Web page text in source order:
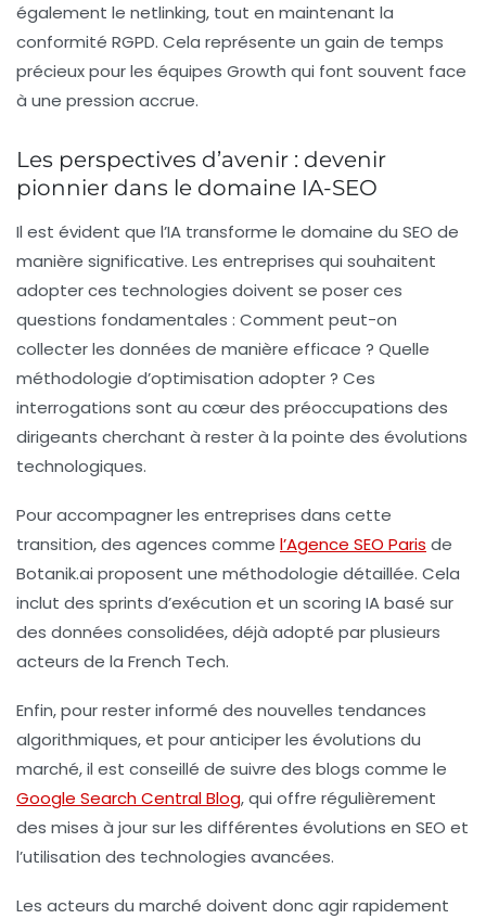
également le netlinking, tout en maintenant la
conformité RGPD. Cela représente un gain de temps
précieux pour les équipes Growth qui font souvent face
à une pression accrue.
Les perspectives d’avenir : devenir
pionnier dans le domaine IA-SEO
Il est évident que l’IA transforme le domaine du SEO de
manière significative. Les entreprises qui souhaitent
adopter ces technologies doivent se poser ces
questions fondamentales : Comment peut-on
collecter les données de manière efficace ? Quelle
méthodologie d’optimisation adopter ? Ces
interrogations sont au cœur des préoccupations des
dirigeants cherchant à rester à la pointe des évolutions
technologiques.
Pour accompagner les entreprises dans cette
transition, des agences comme l’Agence SEO Paris de
Botanik.ai proposent une méthodologie détaillée. Cela
inclut des sprints d’exécution et un scoring IA basé sur
des données consolidées, déjà adopté par plusieurs
acteurs de la French Tech.
Enfin, pour rester informé des nouvelles tendances
algorithmiques, et pour anticiper les évolutions du
marché, il est conseillé de suivre des blogs comme le
Google Search Central Blog, qui offre régulièrement
des mises à jour sur les différentes évolutions en SEO et
l’utilisation des technologies avancées.
Les acteurs du marché doivent donc agir rapidement